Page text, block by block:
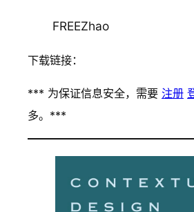
FREEZhao
下载链接：
*** 为保证信息安全，需要 注册
多。***